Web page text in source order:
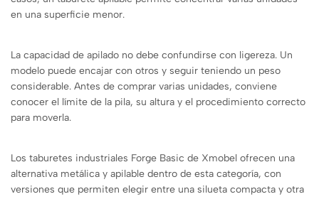
en una superficie menor.
La capacidad de apilado no debe confundirse con ligereza. Un
modelo puede encajar con otros y seguir teniendo un peso
considerable. Antes de comprar varias unidades, conviene
conocer el límite de la pila, su altura y el procedimiento correcto
para moverla.
Los taburetes industriales Forge Basic de Xmobel ofrecen una
alternativa metálica y apilable dentro de esta categoría, con
versiones que permiten elegir entre una silueta compacta y otra